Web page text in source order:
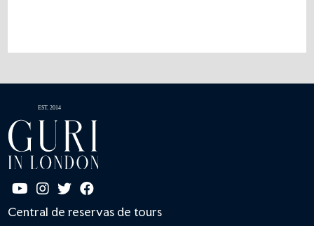
Central de reservas de tours